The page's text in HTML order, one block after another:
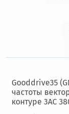
Gooddrive35
частоты
контуре 3АС